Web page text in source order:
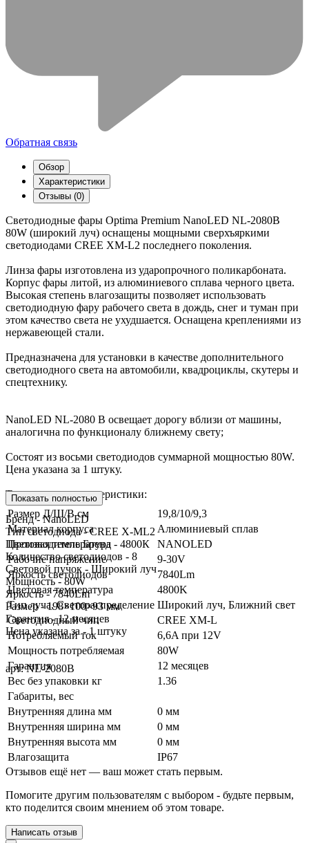
Обратная связь
Обзор
Характеристики
Отзывы (0)
Светодиодные фары Optima Premium NanoLED NL-2080B
80W (широкий луч) оснащены мощными сверхъяркими
светодиодами CREE XM-L2 последнего поколения.
Линза фары изготовлена из ударопрочного поликарбоната.
Корпус фары литой, из алюминиевого сплава черного цвета.
Высокая степень влагозащиты позволяет использовать
светодиодную фару рабочего света в дождь, снег и туман при
этом качество света не ухудшается. Оснащена креплениями из
нержавеющей стали.
Предназначена для установки в качестве дополнительного
светодиодного света на автомобили, квадроциклы, скутеры и
спецтехнику.
NanoLED NL-2080 B освещает дорогу вблизи от машины,
аналогична по функционалу ближнему свету;
Состоят из восьми светодиодов суммарной мощностью 80W.
Цена указана за 1 штуку.
Технические характеристики:
Бренд - NanoLED
Тип светодиода - CREE X-ML2
Цветовая температура - 4800К
Количество светодиодов - 8
Световой пучок - Широкий луч
Мощность - 80W
Яркость - 7840Lm
Размер - 198×100×93 мм
Гарантия - 12 месяцев
Цена указана за - 1 штуку
арт: NL-2080B
Показать полностью
Размер Д/Ш/В см
19,8/10/9,3
Материал корпуса
Алюминиевый сплав
Производитель Бренд
NANOLED
Рабочие напряжение
9-30V
Яркость светодиодов
7840Lm
Цветовая температура
4800K
Тип луча, Светораспределение Широкий луч, Ближний свет
Светодиодный чип
CREE XM-L
Потребляемый ток
6,6A при 12V
Мощность потребляемая
80W
Гарантия
12 месяцев
Вес без упаковки кг
1.36
Габариты, вес
Внутренняя длина мм
0 мм
Внутренняя ширина мм
0 мм
Внутренняя высота мм
0 мм
Влагозащита
IP67
Отзывов ещё нет — ваш может стать первым.
Помогите другим пользователям с выбором - будьте первым,
кто поделится своим мнением об этом товаре.
Написать отзыв